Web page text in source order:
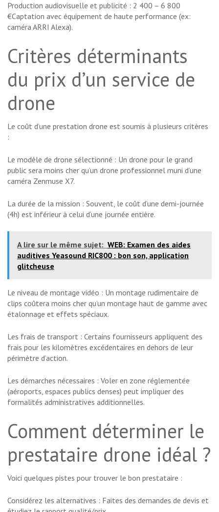
Production audiovisuelle et publicité : 2 400 – 6 800
€Captation avec équipement de haute performance (ex:
caméra ARRI Alexa).
Critères déterminants
du prix d’un service de
drone
Le coût d’une prestation drone est soumis à plusieurs critères
:
Le modèle de drone sélectionné : Un drone pour le grand
public sera moins cher qu’un drone professionnel muni d’une
caméra Zenmuse X7.
La durée de la mission : Souvent, le coût d’une demi-journée
(4h) est inférieur à celui d’une journée entière.
A lire sur le même sujet: WEB: Examen des aides
auditives Yeasound RIC800 : bon son, application
glitcheuse
Le niveau de montage vidéo : Un montage rudimentaire de
clips coûtera moins cher qu’un montage haut de gamme avec
étalonnage et effets spéciaux.
Les frais de transport : Certains fournisseurs appliquent des
frais pour les kilomètres excédentaires en dehors de leur
périmètre d’action.
Les démarches nécessaires : Voler en zone réglementée
(aéroports, espaces publics denses) peut impliquer des
formalités administratives additionnelles.
Comment déterminer le
prestataire drone idéal ?
Voici quelques pistes pour trouver le bon prestataire :
Considérez les alternatives : Faites des demandes de devis et